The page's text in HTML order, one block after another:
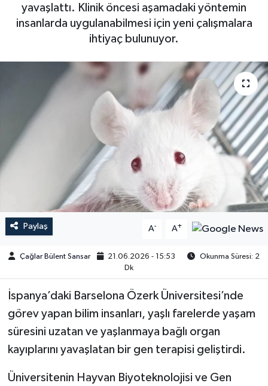
yavaşlattı. Klinik öncesi aşamadaki yöntemin
insanlarda uygulanabilmesi için yeni çalışmalara
ihtiyaç bulunuyor.
Paylaş A- A+
Çağlar Bülent Sansar 21.06.2026 - 15:53
Okunma Süresi: 2
Dk
İspanya’daki Barselona Özerk Üniversitesi’nde
görev yapan bilim insanları, yaşlı farelerde yaşam
süresini uzatan ve yaşlanmaya bağlı organ
kayıplarını yavaşlatan bir gen terapisi geliştirdi.
Üniversitenin Hayvan Biyoteknolojisi ve Gen